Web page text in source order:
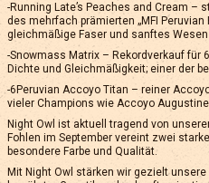
-Running Late’s Peaches and Cream
des mehrfach prämierten „MFI Peruvian
gleichmäßige Faser und sanftes Wesen
-Snowmass Matrix – Rekordverkauf für
Dichte und Gleichmäßigkeit; einer der
-6Peruvian Accoyo Titan – reiner
vieler Champions wie Accoyo Augustine
Night Owl ist aktuell tragend von
Fohlen im September vereint zwei
besondere Farbe und Qualität.
Mit Night Owl stärken wir gezielt